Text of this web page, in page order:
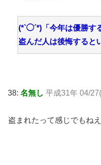
(*`◯´*)「今年は優勝す
盗んだ人は後悔すると
38: 名無し 平成31年 04/
盗まれたって感じでもね